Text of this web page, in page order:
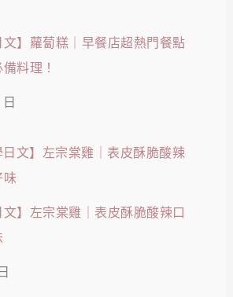
文】蘿蔔糕｜早餐店超熱門餐點
料理！
文】左宗棠雞｜表皮酥脆酸辣口